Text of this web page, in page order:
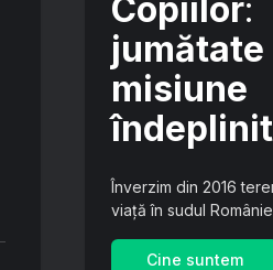
Copiilor:
jumătate
misiune
Înverzim din 2016
viață în sudul
Cine suntem